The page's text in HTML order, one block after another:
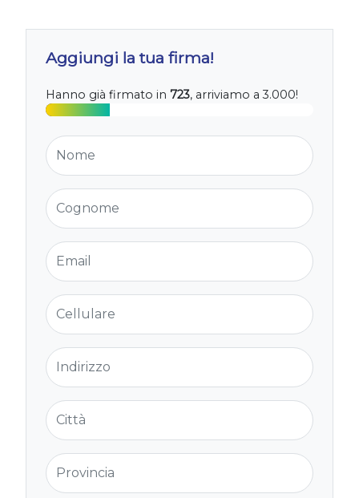
Aggiungi la tua firma!
Hanno già firmato in 723, arriviamo a 3.000!
Nome
Cognome
Email
Cellulare
Indirizzo
Città
Provincia